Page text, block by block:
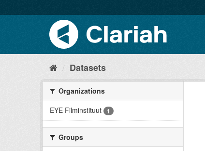
Datasets
Organizations
EYE Filminstituut
1
Groups